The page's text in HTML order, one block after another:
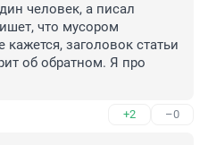
человек, а писал
что мусором
заголовок статьи
об обратном. Я про
+2 –0